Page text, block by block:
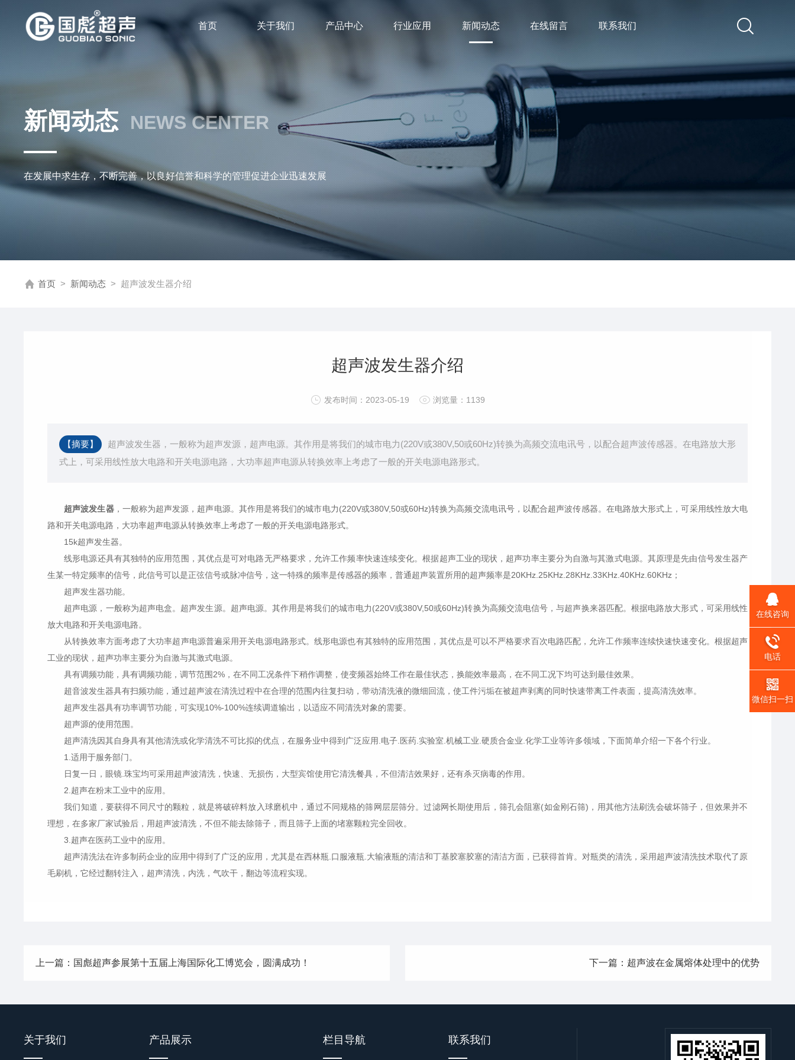
首页 关于我们 产品中心 行业应用 新闻动态 在线留言 联系我们
新闻动态 NEWS CENTER
在发展中求生存，不断完善，以良好信誉和科学的管理促进企业迅速发展
首页 > 新闻动态 > 超声波发生器介绍
超声波发生器介绍
发布时间：2023-05-19 浏览量：1139
【摘要】
超声波发生器，一般称为超声发源，超声电源。其作用是将我们的城市电力(220V或380V,50或60Hz)转换为高频交流电讯号，以配合超声波传感器。在电路放大形
式上，可采用线性放大电路和开关电源电路，大功率超声电源从转换效率上考虑了一般的开关电源电路形式。
超声波发生器，一般称为超声发源，超声电源。其作用是将我们的城市电力(220V或380V,50或60Hz)转换为高频交流电讯号，以配合超声波传感器。在电路放大形式上，可采用线性放大电
路和开关电源电路，大功率超声电源从转换效率上考虑了一般的开关电源电路形式。
15k超声发生器。
线形电源还具有其独特的应用范围，其优点是可对电路无严格要求，允许工作频率快速连续变化。根据超声工业的现状，超声功率主要分为自激与其激式电源。其原理是先由信号发生器产
生某一特定频率的信号，此信号可以是正弦信号或脉冲信号，这一特殊的频率是传感器的频率，普通超声装置所用的超声频率是20KHz.25KHz.28KHz.33KHz.40KHz.60KHz；
超声发生器功能。
超声电源，一般称为超声电盒。超声发生源。超声电源。其作用是将我们的城市电力(220V或380V,50或60Hz)转换为高频交流电信号，与超声换来器匹配。根据电路放大形式，可采用线性
放大电路和开关电源电路。
从转换效率方面考虑了大功率超声电源普遍采用开关电源电路形式。线形电源也有其独特的应用范围，其优点是可以不严格要求百次电路匹配，允许工作频率连续快速快速变化。根据超声
工业的现状，超声功率主要分为自激与其激式电源。
具有调频功能，具有调频功能，调节范围2%，在不同工况条件下稍作调整，使变频器始终工作在最佳状态，换能效率最高，在不同工况下均可达到最佳效果。
超音波发生器具有扫频功能，通过超声波在清洗过程中在合理的范围内往复扫动，带动清洗液的微细回流，使工件污垢在被超声剥离的同时快速带离工件表面，提高清洗效率。
超声发生器具有功率调节功能，可实现10%-100%连续调道输出，以适应不同清洗对象的需要。
超声源的使用范围。
超声清洗因其自身具有其他清洗或化学清洗不可比拟的优点，在服务业中得到广泛应用.电子.医药.实验室.机械工业.硬质合金业.化学工业等许多领域，下面简单介绍一下各个行业。
1.适用于服务部门。
日复一日，眼镜.珠宝均可采用超声波清洗，快速、无损伤，大型宾馆使用它清洗餐具，不但清洁效果好，还有杀灭病毒的作用。
2.超声在粉末工业中的应用。
我们知道，要获得不同尺寸的颗粒，就是将破碎料放入球磨机中，通过不同规格的筛网层层筛分。过滤网长期使用后，筛孔会阻塞(如金刚石筛)，用其他方法刷洗会破坏筛子，但效果并不
理想，在多家厂家试验后，用超声波清洗，不但不能去除筛子，而且筛子上面的堵塞颗粒完全回收。
3.超声在医药工业中的应用。
超声清洗法在许多制药企业的应用中得到了广泛的应用，尤其是在西林瓶.口服液瓶.大输液瓶的清洁和丁基胶塞胶塞的清洁方面，已获得首肯。对瓶类的清洗，采用超声波清洗技术取代了原
毛刷机，它经过翻转注入，超声清洗，内洗，气吹干，翻边等流程实现。
上一篇：国彪超声参展第十五届上海国际化工博览会，圆满成功！ 下一篇：超声波在金属熔体处理中的优势
关于我们 产品展示 栏目导航 联系我们
在线咨询
电话
微信扫一扫